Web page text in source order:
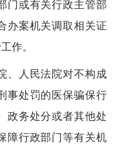
门或有关行政主管部
办案机关调取相关证
作。
人民法院对不构成
事处罚的医保骗保行
政务处分或者其他处
障行政部门等有关机